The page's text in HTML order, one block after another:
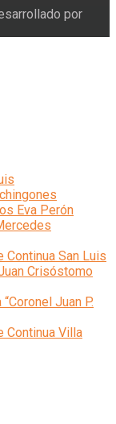
por
Eva Perón
San Luis
Crisóstomo
Juan P.
Continua Villa